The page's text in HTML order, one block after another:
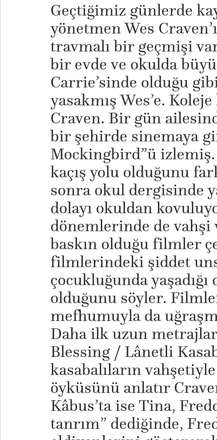
Geçtiğimiz günlerde
yönetmen Wes
travmalı bir geçmişi
bir evde ve okulda
Carrie’sinde olduğu
yasakmış Wes’e.
Craven. Bir gün
bir şehirde sinemaya
Mockingbird”ü
kaçış yolu olduğunu
sonra okul dergisinde
dolayı okuldan
dönemlerinde de vahşi
baskın olduğu filmler
filmlerindeki şiddet
çocukluğunda
olduğunu söyler.
mefhumuyla da
Daha ilk uzun
Blessing / Lânetli
kasabalıların
öyküsünü anlatır
Kâbus’ta ise Tina,
tanrım” dediğinde,